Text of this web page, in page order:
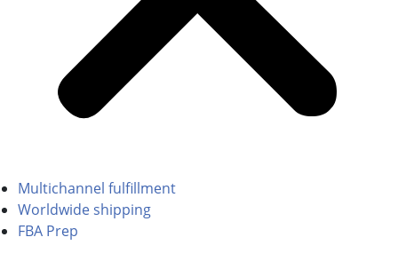
Multichannel fulfillment
Worldwide shipping
FBA Prep